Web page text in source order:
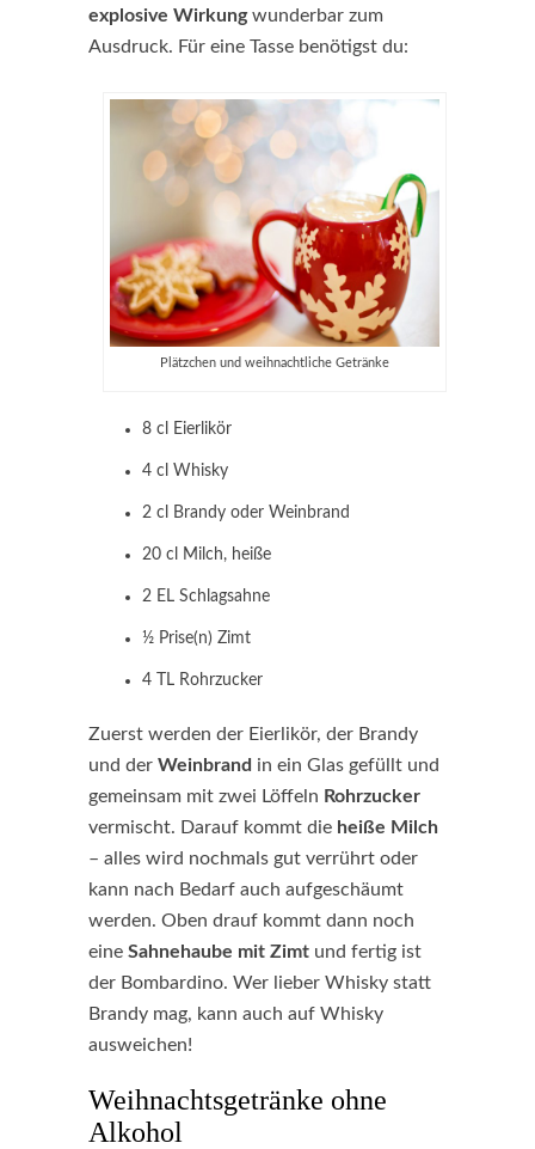
explosive Wirkungwunderbar zum
Ausdruck. Für eine Tasse benötigst du:
Plätzchen und weihnachtliche Getränke
8 cl Eierlikör
4 cl Whisky
2 cl Brandy oder Weinbrand
20 cl Milch, heiße
2 EL Schlagsahne
½ Prise(n) Zimt
4 TL Rohrzucker
Zuerst werden der Eierlikör, der Brandy
und der Weinbrand in ein Glas gefüllt und
gemeinsam mit zwei Löffeln Rohrzucker
vermischt. Darauf kommt die heiße Milch
– alles wird nochmals gut verrührt oder
kann nach Bedarf auch aufgeschäumt
werden. Oben drauf kommt dann noch
eine Sahnehaube mit Zimt und fertig ist
der Bombardino. Wer lieber Whisky statt
Brandy mag, kann auch auf Whisky
ausweichen!
Weihnachtsgetränke ohne
Alkohol